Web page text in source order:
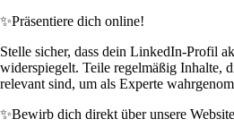
✨Präsentiere dich online!
Stelle sicher, dass dein LinkedIn-Profil
widerspiegelt. Teile regelmäßig Inhalte,
relevant sind, um als Experte
✨Bewirb dich direkt über unsere